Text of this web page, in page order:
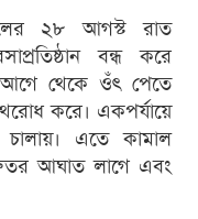
২৮ আগস্ট রাত
বন্ধ করে
আগে থেকে ওঁৎ পেতে
করে। একপর্যায়ে
এতে কামাল
আঘাত লাগে এবং